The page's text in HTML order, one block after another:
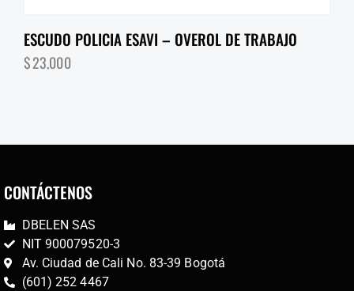
ESCUDO POLICIA ESAVI – OVEROL DE TRABAJO
$23,000
CONTÁCTENOS
DBELEN SAS
NIT 900079520-3
Av. Ciudad de Cali No. 83-39 Bogotá
(601) 252 4467